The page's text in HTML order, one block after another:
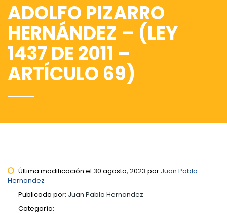
ADOLFO PIZARRO
HERNÁNDEZ – (LEY
1437 DE 2011 –
ARTÍCULO 69)
Última modificación el 30 agosto, 2023 por Juan Pablo
Hernandez
Publicado por: Juan Pablo Hernandez
Categoría: